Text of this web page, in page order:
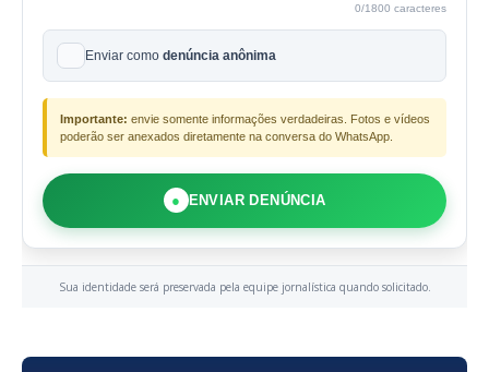
0/1800 caracteres
Enviar como denúncia anônima
Importante: envie somente informações verdadeiras. Fotos e vídeos
poderão ser anexados diretamente na conversa do WhatsApp.
● ENVIAR DENÚNCIA
Sua identidade será preservada pela equipe jornalística quando solicitado.